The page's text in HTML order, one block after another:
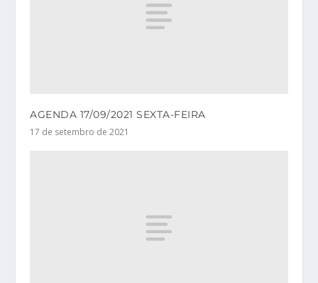
AGENDA 17/09/2021 SEXTA-FEIRA
17 de setembro de 2021